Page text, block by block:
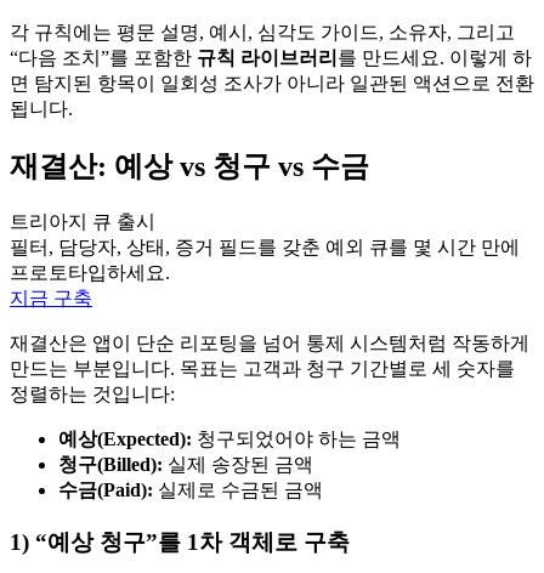
각 규칙에는 평문 설명, 예시, 심각도 가이드, 소유자, 그리고
“다음 조치”를 포함한 규칙 라이브러리 를 만드세요. 이렇게 하
면 탐지된 항목이 일회성 조사가 아니라 일관된 액션으로 전환
됩니다.
재결산: 예상 vs 청구 vs 수금
트리아지 큐 출시
필터, 담당자, 상태, 증거 필드를 갖춘 예외 큐를 몇 시간 만에
프로토타입하세요.
지금 구축
재결산은 앱이 단순 리포팅을 넘어 통제 시스템처럼 작동하게
만드는 부분입니다. 목표는 고객과 청구 기간별로 세 숫자를
정렬하는 것입니다:
예상(Expected): 청구되었어야 하는 금액
청구(Billed): 실제 송장된 금액
수금(Paid): 실제로 수금된 금액
1) “예상 청구”를 1차 객체로 구축